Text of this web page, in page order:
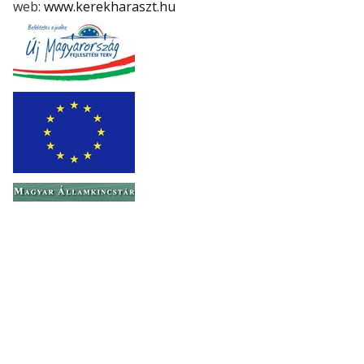
web: www.kerekharaszt.hu